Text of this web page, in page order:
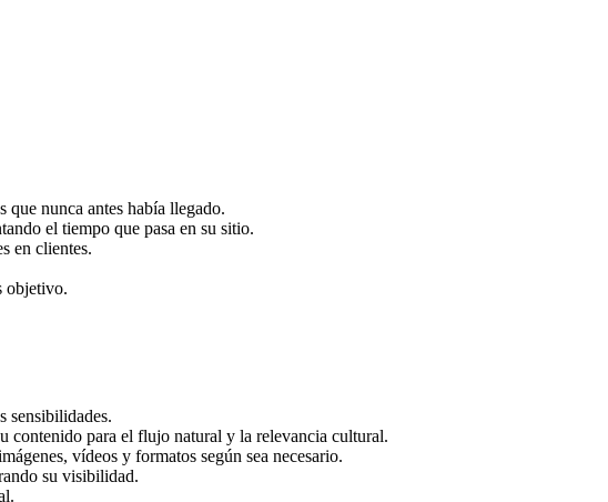
que nunca antes había llegado.
el tiempo que pasa en su sitio.
en clientes.
objetivo.
sensibilidades.
contenido para el flujo natural y la relevancia cultural.
vídeos y formatos según sea necesario.
su visibilidad.